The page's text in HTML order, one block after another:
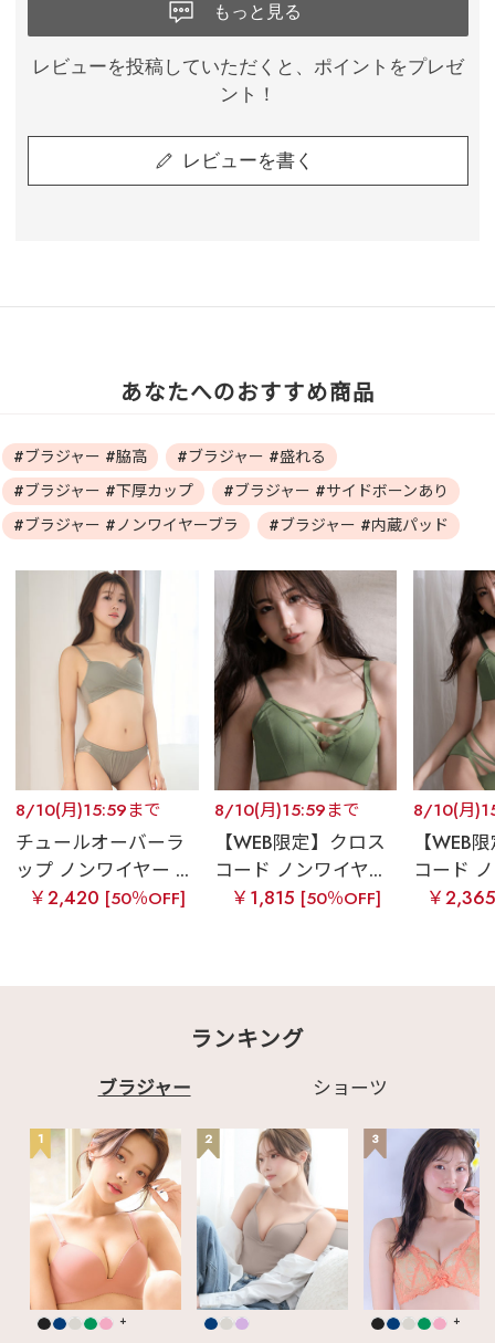
もっと見る
レビューを投稿していただくと、ポイントをプレゼ
ント！
レビューを書く
あなたへのおすすめ商品
#ブラジャー #脇高
#ブラジャー #盛れる
#ブラジャー #下厚カップ
#ブラジャー #サイドボーンあり
#ブラジャー #ノンワイヤーブラ
#ブラジャー #内蔵パッド
8/10(月)15:59まで
チュールオーバーラ
ップ ノンワイヤー ...
￥2,420 [50％OFF]
8/10(月)15:59まで
【WEB限定】クロス
コード ノンワイヤ...
￥1,815 [50％OFF]
8/10(月
【WEB
コード
￥
ランキング
ブラジャー ショーツ
1
+
2 3
+